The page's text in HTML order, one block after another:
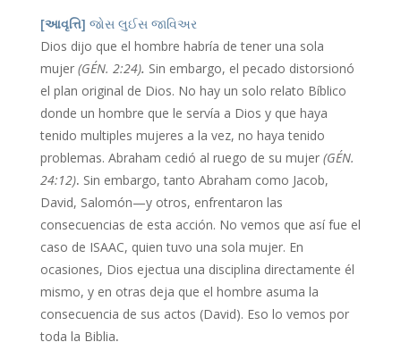
[આવૃત્તિ] જોસ લુઈસ જાવિઅર
Dios dijo que el hombre habría de tener una sola
mujer(GÉN. 2:24). Sin embargo, el pecado distorsionó
el plan original de Dios. No hay un solo relato Bíblico
donde un hombre que le servía a Dios y que haya
tenido multiples mujeres a la vez, no haya tenido
problemas. Abraham cedió al ruego de su mujer (GÉN.
24:12). Sin embargo, tanto Abraham como Jacob,
David, Salomón—y otros, enfrentaron las
consecuencias de esta acción. No vemos que así fue el
caso de ISAAC, quien tuvo una sola mujer. En
ocasiones, Dios ejectua una disciplina directamente él
mismo, y en otras deja que el hombre asuma la
consecuencia de sus actos (David). Eso lo vemos por
toda la Biblia.